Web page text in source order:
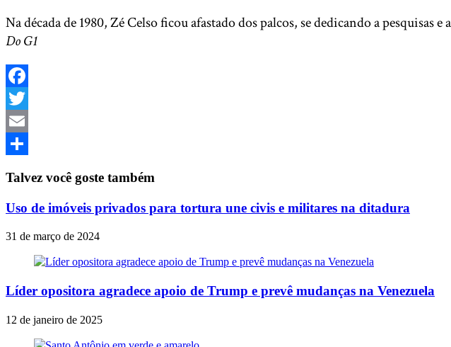
Na década de 1980, Zé Celso ficou afastado dos palcos, se dedicando a pesquisas
Do G1
Facebook
Twitter
Email
Talvez você goste também
Uso de imóveis privados para tortura une civis e militares na ditadura
31 de março de 2024
Líder opositora agradece apoio de Trump e prevê mudanças na Venezuela
12 de janeiro de 2025